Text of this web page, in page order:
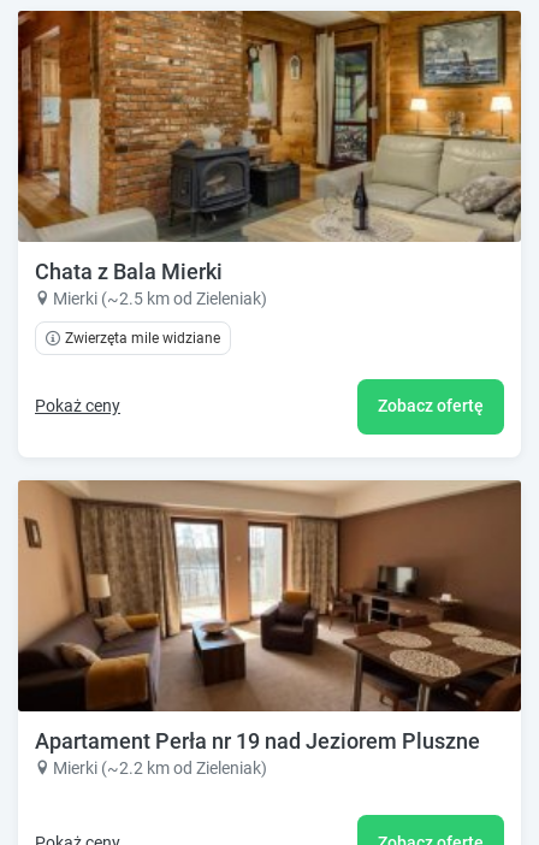
Chata z Bala Mierki
Mierki (~2.5 km od Zieleniak)
Zwierzęta mile widziane
Pokaż ceny Zobacz ofertę
Apartament Perła nr 19 nad Jeziorem Pluszne
Mierki (~2.2 km od Zieleniak)